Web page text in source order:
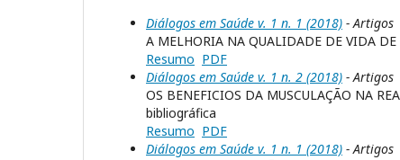
Diálogos em Saúde v. 1 n. 1 (2018) - Artigos
A MELHORIA NA QUALIDADE DE VIDA DE
Resumo PDF
Diálogos em Saúde v. 1 n. 2 (2018) - Artigos
OS BENEFICIOS DA MUSCULAÇÃO NA
bibliográfica
Resumo PDF
Diálogos em Saúde v. 1 n. 1 (2018) - Artigos